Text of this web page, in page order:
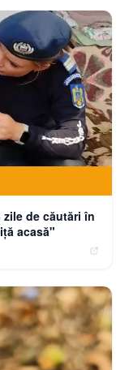
de căutări în
acasă"